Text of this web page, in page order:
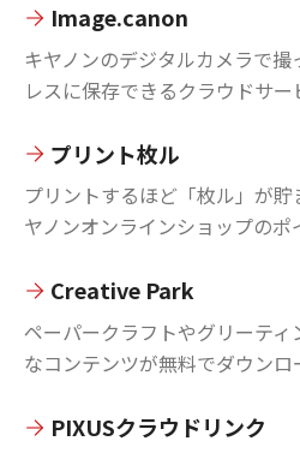
Image.canon
キヤノンのデジタルカメラで
レスに保存できるクラウドサー
プリント枚ル
プリントするほど「枚ル」が
ヤノンオンラインショップのポ
Creative Park
ペーパークラフトやグリーテ
なコンテンツが無料でダウンロ
PIXUSクラウドリンク